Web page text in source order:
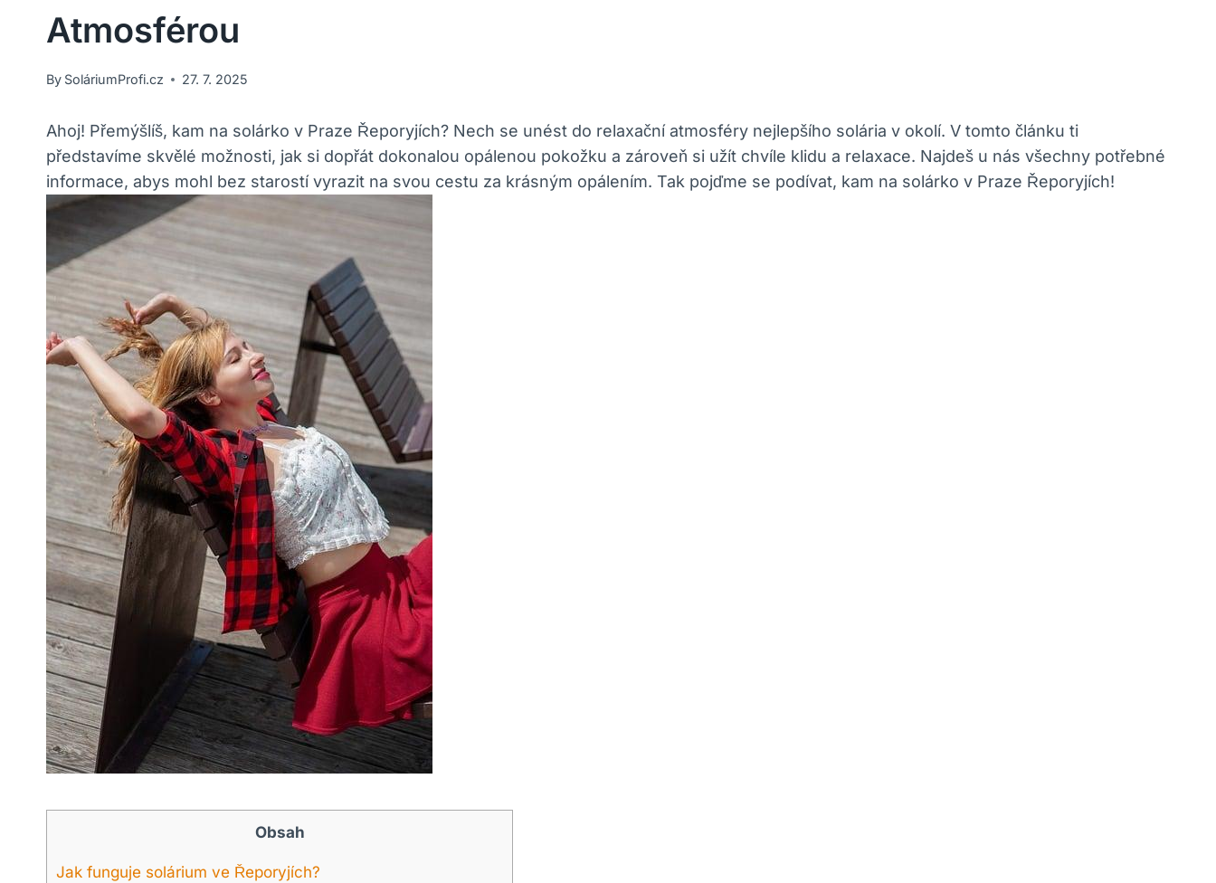
Atmosférou
By SoláriumProfi.cz 27. 7. 2025
Ahoj! ⁢Přemýšlíš, kam na solárko v​ Praze Řeporyjích? Nech se ⁣unést do relaxační ‍atmosféry nejlepšího solária v⁣ okolí. V tomto článku ti
představíme ‍skvělé možnosti, ⁢jak si dopřát dokonalou opálenou pokožku a zároveň‌ si ‌užít chvíle klidu⁣ a ⁤relaxace. Najdeš u nás všechny potřebné
informace, abys ⁣mohl bez starostí vyrazit na svou cestu za krásným opálením. Tak pojďme se⁤ podívat, kam na​ solárko v Praze ‍Řeporyjích!
Obsah
Jak funguje solárium ve Řeporyjích?